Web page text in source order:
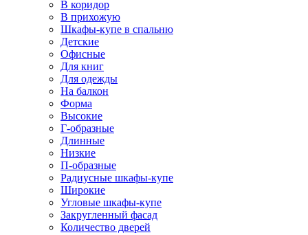
В коридор
В прихожую
Шкафы-купе в спальню
Детские
Офисные
Для книг
Для одежды
На балкон
Форма
Высокие
Г-образные
Длинные
Низкие
П-образные
Радиусные шкафы-купе
Широкие
Угловые шкафы-купе
Закругленный фасад
Количество дверей